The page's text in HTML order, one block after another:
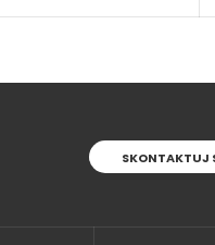
SKONTAKTUJ